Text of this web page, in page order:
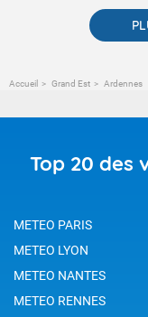
Accueil Grand Est Ardennes
Top 20 des
METEO PARIS
METEO LYON
METEO NANTES
METEO RENNES